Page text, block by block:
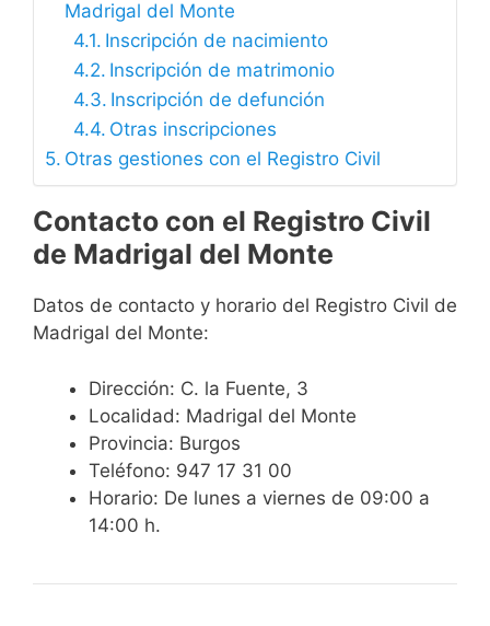
Madrigal del Monte
Inscripción de nacimiento
Inscripción de matrimonio
Inscripción de defunción
Otras inscripciones
Otras gestiones con el Registro Civil
Contacto con el Registro Civil
de Madrigal del Monte
Datos de contacto y horario del Registro Civil de
Madrigal del Monte:
Dirección: C. la Fuente, 3
Localidad: Madrigal del Monte
Provincia: Burgos
Teléfono: 947 17 31 00
Horario: De lunes a viernes de 09:00 a
14:00 h.